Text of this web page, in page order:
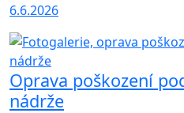
6.6.2026
Oprava poškození
nádrže